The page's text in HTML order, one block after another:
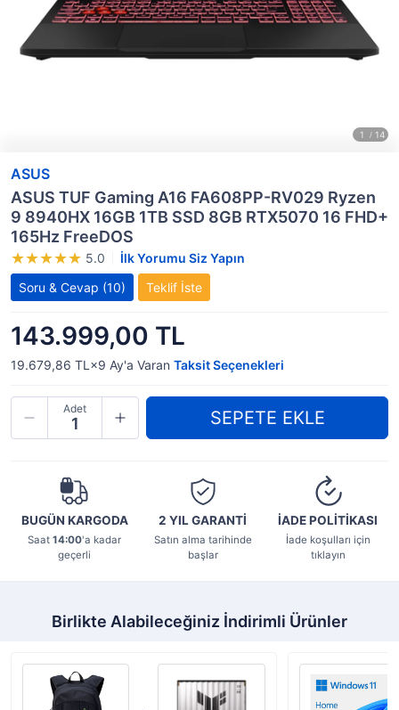
ASUS
ASUS TUF Gaming A16 FA608PP-RV029 Ryzen
9 8940HX 16GB 1TB SSD 8GB RTX5070 16 FHD+
165Hz FreeDOS
5.0
İlk Yorumu Siz Yapın
Soru & Cevap (10) Teklif İste
143.999,00 TL
19.679,86 TL×9 Ay'a Varan Taksit Seçenekleri
Adet
BUGÜN KARGODA
Saat14:00'a kadar
geçerli
2 YILGARANTİ
Satın alma tarihinde
başlar
İADE POLİTİKASI
İade koşulları için
tıklayın
Birlikte Alabileceğiniz İndirimli Ürünler